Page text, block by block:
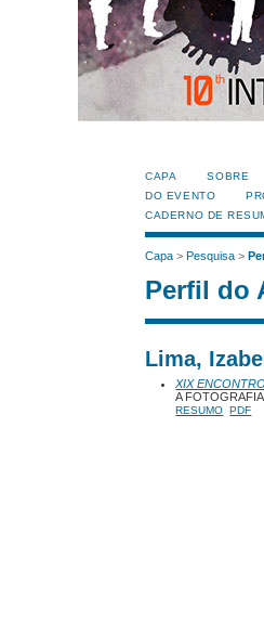
CAPA SOBRE
DO EVENTO
CADERNO DE
Capa >Pesquisa >
Perfil do
Lima,
XIX
A
RESUMO PDF